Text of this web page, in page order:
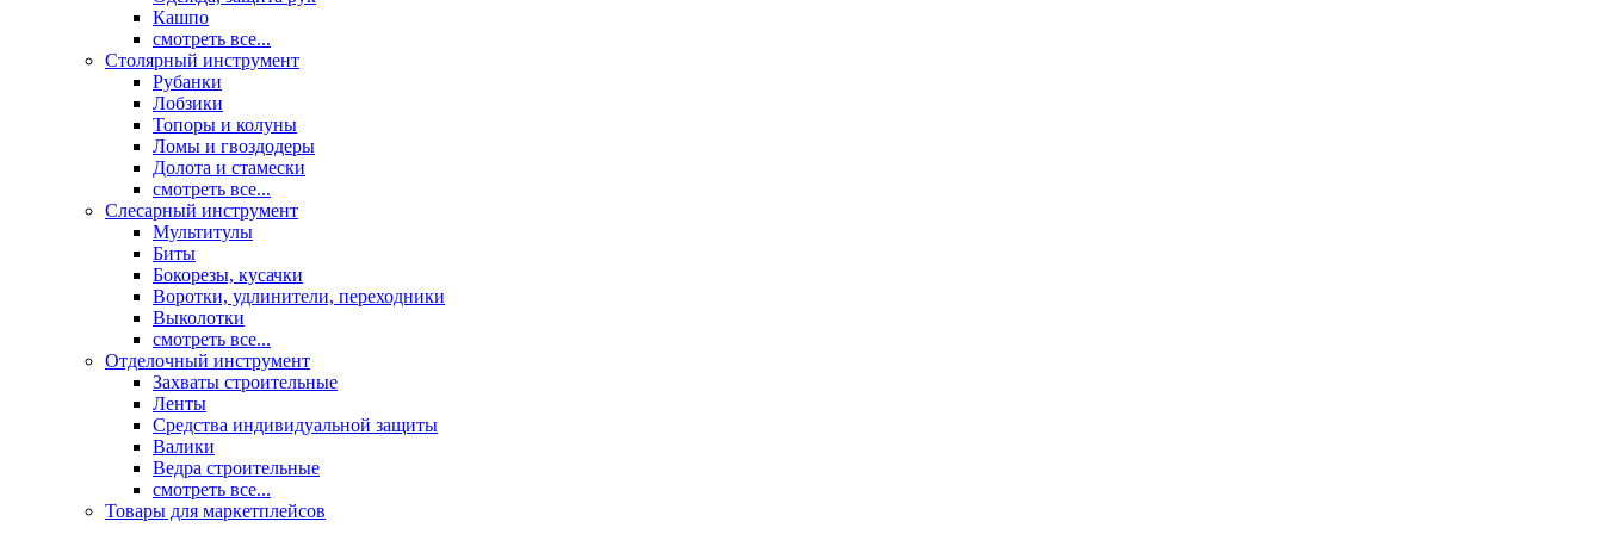
Кашпо
смотреть все...
Столярный инструмент
Рубанки
Лобзики
Топоры и колуны
Ломы и гвоздодеры
Долота и стамески
смотреть все...
Слесарный инструмент
Мультитулы
Биты
Бокорезы, кусачки
Воротки, удлинители, переходники
Выколотки
смотреть все...
Отделочный инструмент
Захваты строительные
Ленты
Средства индивидуальной защиты
Валики
Ведра строительные
смотреть все...
Товары для маркетплейсов